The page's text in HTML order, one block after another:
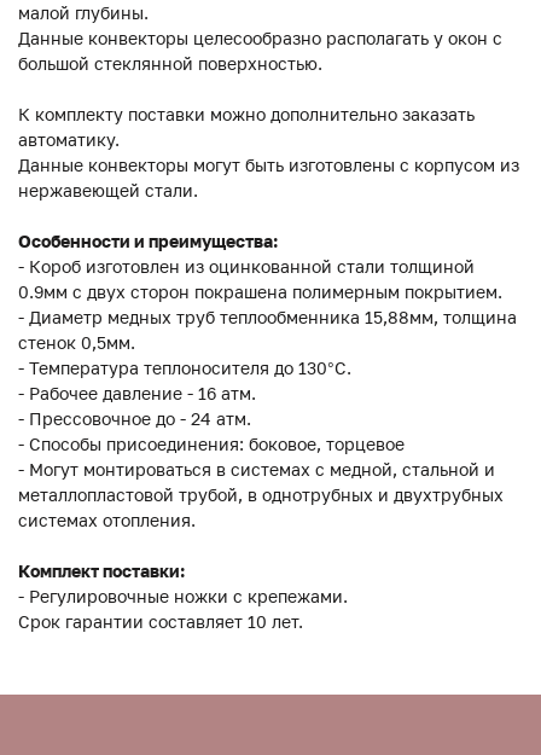
малой глубины.
Данные конвекторы целесообразно располагать у окон с
большой стеклянной поверхностью.
К комплекту поставки можно дополнительно заказать
автоматику.
Данные конвекторы могут быть изготовлены с корпусом из
нержавеющей стали.
Особенности и преимущества:
- Короб изготовлен из оцинкованной стали толщиной
0.9мм с двух сторон покрашена полимерным покрытием.
- Диаметр медных труб теплообменника 15,88мм, толщина
стенок 0,5мм.
- Температура теплоносителя до 130°C.
- Рабочее давление - 16 атм.
- Прессовочное до - 24 атм.
- Способы присоединения: боковое, торцевое
- Могут монтироваться в системах с медной, стальной и
металлопластовой трубой, в однотрубных и двухтрубных
системах отопления.
Комплект поставки:
- Регулировочные ножки с крепежами.
Срок гарантии составляет 10 лет.